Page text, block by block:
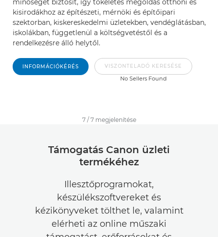
minőséget biztosít, így tökéletes megoldás otthoni és
kisirodákhoz az építészeti, mérnöki és építőipari
szektorban, kiskereskedelmi üzletekben, vendéglátásban,
iskolákban, függetlenül a költségvetéstől és a
rendelkezésre álló helytől.
INFORMÁCIÓKÉRÉS VISZONTELADÓ KERESÉSE
No Sellers Found
7/ 7 megjelenítése
Támogatás Canon üzleti
termékéhez
Illesztőprogramokat,
készülékszoftvereket és
kézikönyveket tölthet le, valamint
elérheti az online műszaki